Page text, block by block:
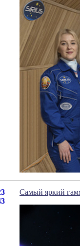
Самый яркий